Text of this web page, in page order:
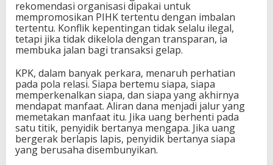
rekomendasi organisasi dipakai untuk
mempromosikan PIHK tertentu dengan imbalan
tertentu. Konflik kepentingan tidak selalu ilegal,
tetapi jika tidak dikelola dengan transparan, ia
membuka jalan bagi transaksi gelap.
KPK, dalam banyak perkara, menaruh perhatian
pada pola relasi. Siapa bertemu siapa, siapa
memperkenalkan siapa, dan siapa yang akhirnya
mendapat manfaat. Aliran dana menjadi jalur yang
memetakan manfaat itu. Jika uang berhenti pada
satu titik, penyidik bertanya mengapa. Jika uang
bergerak berlapis lapis, penyidik bertanya siapa
yang berusaha disembunyikan.